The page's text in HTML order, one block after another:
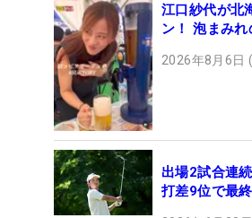
江口紗代が北
ン！ 泡まみ
2026年8月6日
出場2試合連
打差9位で最